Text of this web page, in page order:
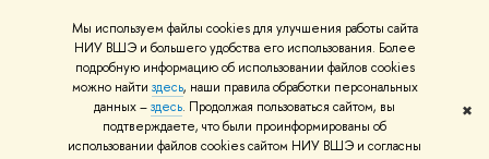
Мы используем файлы cookies для улучшения работы сайта
НИУ ВШЭ и большего удобства его использования. Более
подробную информацию об использовании файлов cookies
можно найти здесь, наши правила обработки персональных
данных –здесь. Продолжая пользоваться сайтом, вы
подтверждаете, что были проинформированы об
использовании файлов cookies сайтом НИУ ВШЭ и согласны
✖
© НИУ ВШЭ 1993–2026
Адреса и контакты
Условия использования материалов
Политика конфиденциальности